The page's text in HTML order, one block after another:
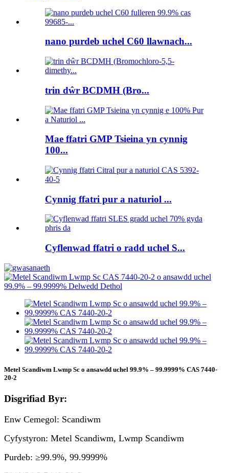
nano purdeb uchel C60 llawnach...
trin dŵr BCDMH (Bro...
Mae ffatri GMP Tsieina yn cynnig
100...
Cynnig ffatri pur a naturiol ...
Cyflenwad ffatri o radd uchel S...
Metel Scandiwm Lwmp Sc o ansawdd uchel 99.9% – 99.9999% CAS 7440-
20-2
Disgrifiad Byr:
Enw Cemegol: Scandiwm
Cyfystyron: Metel Scandiwm, Lwmp Scandiwm
Purdeb: ≥99.9%, 99.9999%